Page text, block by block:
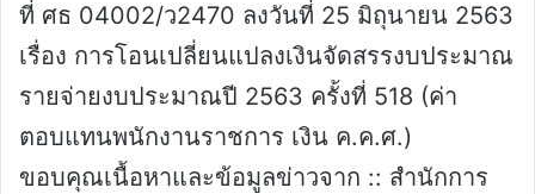
ที่ ศธ 04002/ว2470 ลงวันที่ 25 มิถุนายน 2563
เรื่อง การโอนเปลี่ยนแปลงเงินจัดสรรงบประมาณ
รายจ่ายงบประมาณปี 2563 ครั้งที่ 518 (ค่า
ตอบแทนพนักงานราชการ เงิน ค.ค.ศ.)
ขอบคุณเนื้อหาและข้อมูลข่าวจาก :: สำนักการ